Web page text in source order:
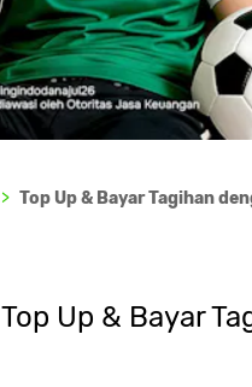
Top Up & Bayar Tagihan
Top Up & Bayar